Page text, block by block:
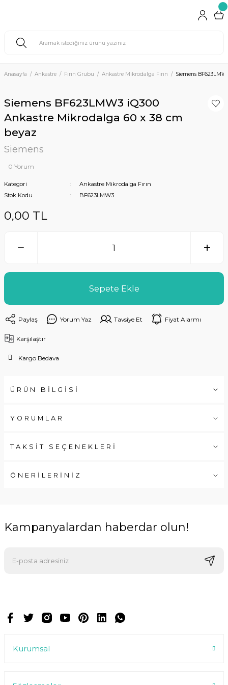
Anasayfa Ankastre Fırın Grubu Ankastre Mikrodalga Fırın Siemens
Siemens BF623LMW3 iQ300
Ankastre Mikrodalga 60 x 38 cm
beyaz
Siemens
0 Yorum
Kategori
Ankastre Mikrodalga Fırın
Stok Kodu
BF623LMW3
0,00 TL
Sepete Ekle
Paylaş Yorum Yaz Tavsiye Et Fiyat Alarmı
Karşılaştır
Kargo Bedava
ÜRÜN BİLGİSİ
YORUMLAR
TAKSİT SEÇENEKLERİ
ÖNERİLERİNİZ
Kampanyalardan haberdar olun!
Kurumsal